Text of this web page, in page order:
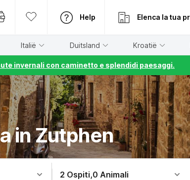
Help Elenca la tua
Italië Duitsland Kroatië
invernali con caminetto e splendidi paesaggi.
in Zutphen
2 Ospiti,0 Animali